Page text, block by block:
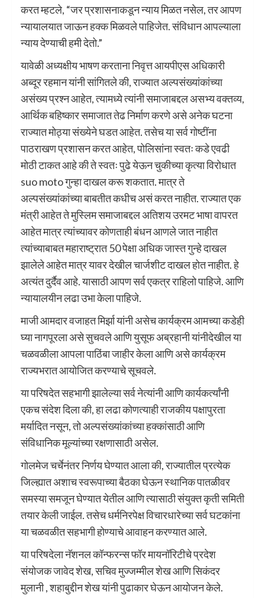
करत म्हटले, “जर प्रशासनाकडून न्याय मिळत नसेल, तर आपण
न्यायालयात जाऊन हक्क मिळवले पाहिजेत. संविधान आपल्याला
न्याय देण्याची हमी देतो.”
यावेळी अध्यक्षीय भाषण करताना निवृत्त आयपीएस अधिकारी
अब्दूर रहमान यांनी सांगितले की, राज्यात अल्पसंख्यांकांच्या
असंख्य प्रश्न आहेत, त्यामध्ये त्यांनी समाजाबद्दल असभ्य वक्तव्य,
आर्थिक बहिष्कार समाजात तेढ निर्माण करणे असे अनेक घटना
राज्यात मोठ्या संख्येने घडत आहेत. तसेच या सर्व गोष्टींना
पाठराखण प्रशासन करत आहेत, पोलिसांना स्वतः कडे एवढी
मोठी टाकत आहे की ते स्वतः पुढे येऊन चुकीच्या कृत्या विरोधात
suo moto गुन्हा दाखल करू शकतात. मात्र ते
अल्पसंख्यांकांच्या बाबतीत कधीच असं करत नाहीत. राज्यात एक
मंत्री आहेत ते मुस्लिम समाजाबद्दल अतिशय उरमट भाषा वापरत
आहेत मात्र त्यांच्यावर कोणताही बंधन आणले जात नाहीत
त्यांच्याबाबत महाराष्ट्रात 50 पेक्षा अधिक जास्त गुन्हे दाखल
झालेले आहेत मात्र यावर देखील चार्जशीट दाखल होत नाहीत. हे
अत्यंत दुर्दैव आहे. यासाठी आपण सर्व एकत्र राहिलो पाहिजे. आणि
न्यायालयीन लढा उभा केला पाहिजे.
माजी आमदार वजाहत मिर्झा यांनी असेच कार्यक्रम आमच्या कडेही
घ्या नागपूरला असे सुचवले आणि युसूफ अब्रहानी यांनीदेखील या
चळवळीला आपला पाठिंबा जाहीर केला आणि असे कार्यक्रम
राज्यभरात आयोजित करण्याचे सूचवले.
या परिषदेत सहभागी झालेल्या सर्व नेत्यांनी आणि कार्यकर्त्यांनी
एकच संदेश दिला की, हा लढा कोणत्याही राजकीय पक्षापुरता
मर्यादित नसून, तो अल्पसंख्यांकांच्या हक्कांसाठी आणि
संविधानिक मूल्यांच्या रक्षणासाठी असेल.
गोलमेज चर्चेनंतर निर्णय घेण्यात आला की, राज्यातील प्रत्येक
जिल्ह्यात अशाच स्वरूपाच्या बैठका घेऊन स्थानिक पातळीवर
समस्या समजून घेण्यात येतील आणि त्यासाठी संयुक्त कृती समिती
तयार केली जाईल. तसेच धर्मनिरपेक्ष विचारधारेच्या सर्व घटकांना
या चळवळीत सहभागी होण्याचे आवाहन करण्यात आले.
या परिषदेला नॅशनल कॉन्फरन्स फॉर मायनॉरिटीचे प्रदेश
संयोजक जावेद शेख, सचिव मुज्जम्मील शेख आणि सिकंदर
मुलानी , शहाबुद्दीन शेख यांनी पुढाकार घेऊन आयोजन केले.